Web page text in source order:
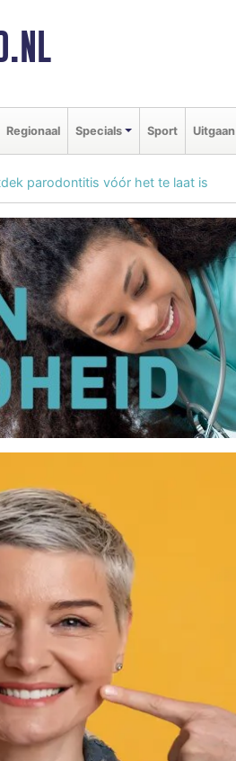
Regionaal Specials Sport Uitgaan
parodontitis vóór het te laat is